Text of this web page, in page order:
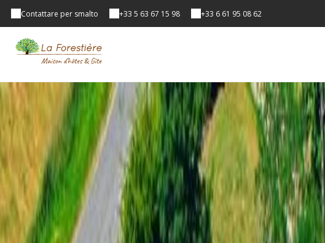
Contattare per smalto +33 5 63 67 15 98 +33 6 61 95 08 62